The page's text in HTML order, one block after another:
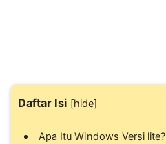
Daftar Isi [hide]
Apa Itu Windows Versi lite?